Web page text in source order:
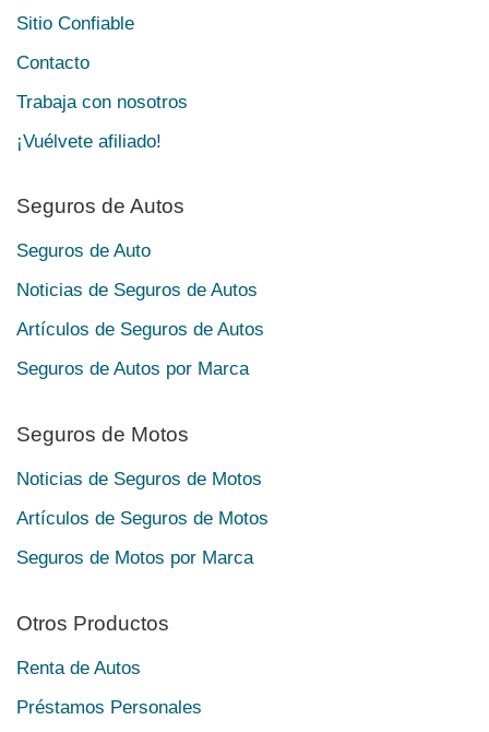
Sitio Confiable
Contacto
Trabaja con nosotros
¡Vuélvete afiliado!
Seguros de Autos
Seguros de Auto
Noticias de Seguros de Autos
Artículos de Seguros de Autos
Seguros de Autos por Marca
Seguros de Motos
Noticias de Seguros de Motos
Artículos de Seguros de Motos
Seguros de Motos por Marca
Otros Productos
Renta de Autos
Préstamos Personales